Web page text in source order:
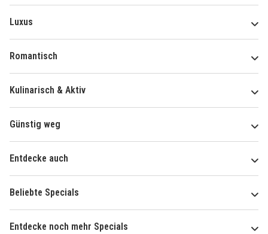
Luxus
Romantisch
Kulinarisch & Aktiv
Günstig weg
Entdecke auch
Beliebte Specials
Entdecke noch mehr Specials